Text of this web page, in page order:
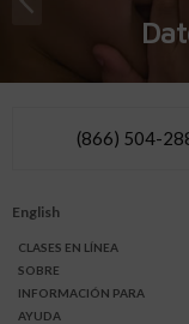
(866) 504-
English
CLASES EN LÍNEA
SOBRE
INFORMACIÓN PARA
AYUDA